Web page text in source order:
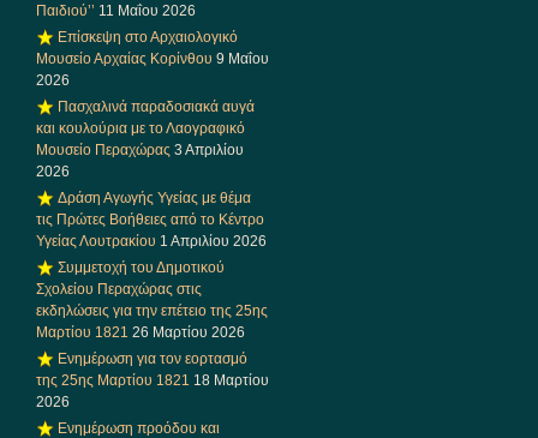
Παιδιού’’ 11 Μαΐου 2026
Επίσκεψη στο Αρχαιολογικό
Μουσείο Αρχαίας Κορίνθου 9 Μαΐου
2026
Πασχαλινά παραδοσιακά αυγά
και κουλούρια με το Λαογραφικό
Μουσείο Περαχώρας 3 Απριλίου
2026
Δράση Αγωγής Υγείας με θέμα
τις Πρώτες Βοήθειες από το Κέντρο
Υγείας Λουτρακίου 1 Απριλίου 2026
Συμμετοχή του Δημοτικού
Σχολείου Περαχώρας στις
εκδηλώσεις για την επέτειο της 25ης
Μαρτίου 1821 26 Μαρτίου 2026
Ενημέρωση για τον εορτασμό
της 25ης Μαρτίου 1821 18 Μαρτίου
2026
Ενημέρωση προόδου και